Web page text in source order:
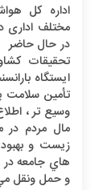
اداره کل
مختلف اداری
ايستگاه
تأمين سلامت
وسيع تر ،
مال مردم در
زيست و
هاي جامعه در
و حمل ونقل